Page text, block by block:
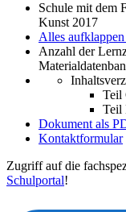
Schule mit dem
Kunst 2017
Alles aufklappen
Anzahl der
Teil
Teil
Dokument als
Kontaktformular
Zugriff auf die
Schulportal!